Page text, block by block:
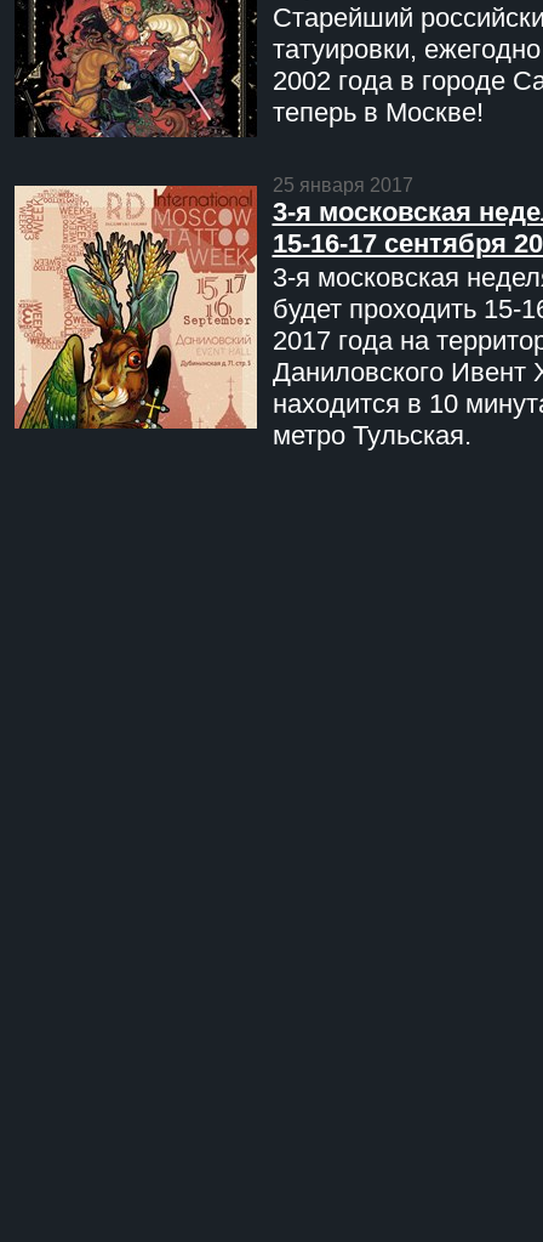
Старейший
татуировки,
2002 года в городе
теперь в Москве!
25 января 2017
3-я московская
15-16-17 сентября
3-я московская
будет проходить 15-
2017 года на
Даниловского Ивент
находится в 10
метро Тульская.